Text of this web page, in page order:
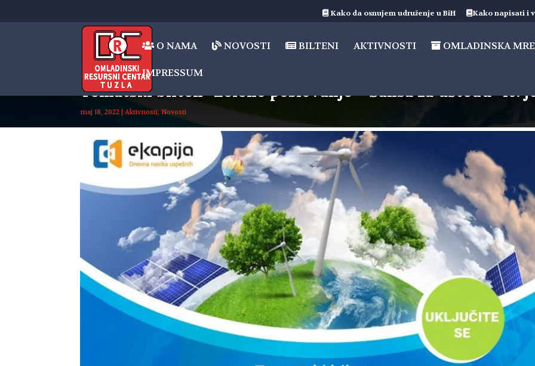
Kako da osnujem udruženje u BiH Kako napisati i
O NAMA NOVOSTI BILTENI AKTIVNOSTI OMLADINSKA
IMPRESSUM
Tematski bilten “Zeleno poslovanje – Šansa za uštedu” 16.
maj 18, 2022 |Aktivnosti,Novosti